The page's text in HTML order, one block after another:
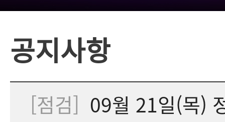
공지사항
[점검] 09월 21일(목)